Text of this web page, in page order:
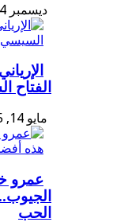
ديسمبر 14, 2025
الفتاح
مايو 14, 2025
عمرو
الحب